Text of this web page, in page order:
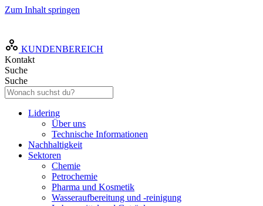
Zum Inhalt springen
KUNDENBEREICH
Kontakt
Suche
Suche
Lidering
Über uns
Technische Informationen
Nachhaltigkeit
Sektoren
Chemie
Petrochemie
Pharma und Kosmetik
Wasseraufbereitung und -reinigung